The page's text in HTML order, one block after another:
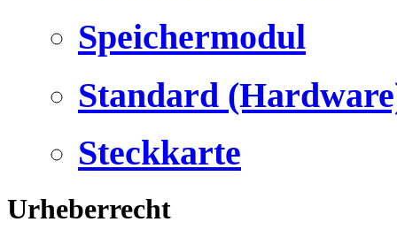
Speichermodul
Standard
Steckkarte
Urheberrecht